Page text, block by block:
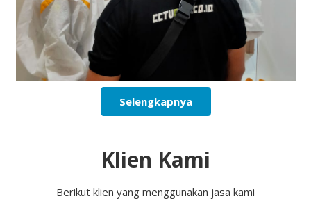
Selengkapnya
Klien Kami
Berikut klien yang menggunakan jasa kami